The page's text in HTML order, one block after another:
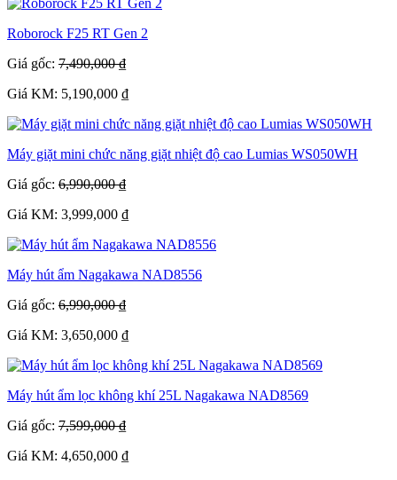
Roborock F25 RT Gen 2
Giá gốc: 7,490,000 ₫
Giá KM: 5,190,000 ₫
Máy giặt mini chức năng giặt nhiệt độ cao Lumias WS050WH
Giá gốc: 6,990,000 ₫
Giá KM: 3,999,000 ₫
Máy hút ẩm Nagakawa NAD8556
Giá gốc: 6,990,000 ₫
Giá KM: 3,650,000 ₫
Máy hút ẩm lọc không khí 25L Nagakawa NAD8569
Giá gốc: 7,599,000 ₫
Giá KM: 4,650,000 ₫